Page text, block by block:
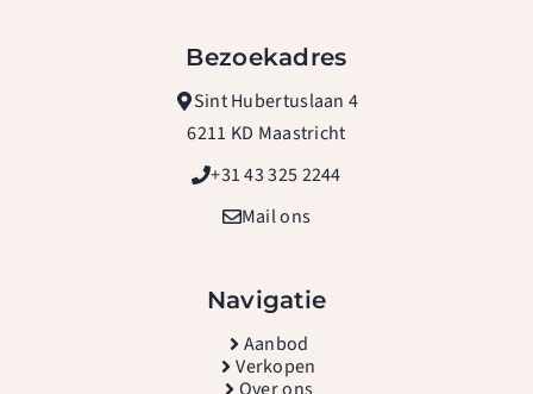
Bezoekadres
Sint Hubertuslaan 4
6211 KD Maastricht
+31 43 325 2244
Mail ons
Navigatie
Aanbod
Verkopen